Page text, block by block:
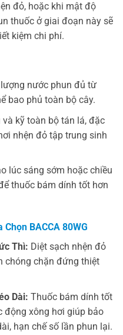
đỏ, hoặc khi mật độ
thuốc ở giai đoạn này sẽ
kiệm chi phí.
nước phun đủ từ
bao phủ toàn bộ cây.
kỹ toàn bộ tán lá, đặc
nhện đỏ tập trung sinh
lúc sáng sớm hoặc chiều
thuốc bám dính tốt hơn
BACCA 80WG
Thì: Diệt sạch nhện đỏ
chóng chặn đứng thiệt
Dài: Thuốc bám dính tốt
động xông hơi giúp bảo
hạn chế số lần phun lại.